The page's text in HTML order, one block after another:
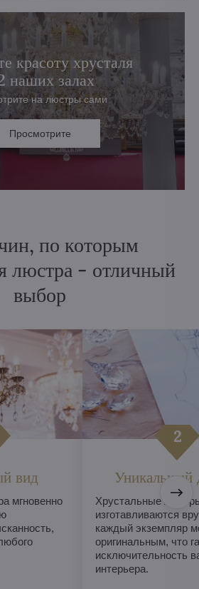
красоту хрусталя
наших залах
на люстры сами
Просмотрите
по которым
люстра - отличный
выбор
вид
мгновенно
Уникальный
Хрустальные
изготавливаются
каждый экземпляр
оригинальным, что
исключительность
интерьера.